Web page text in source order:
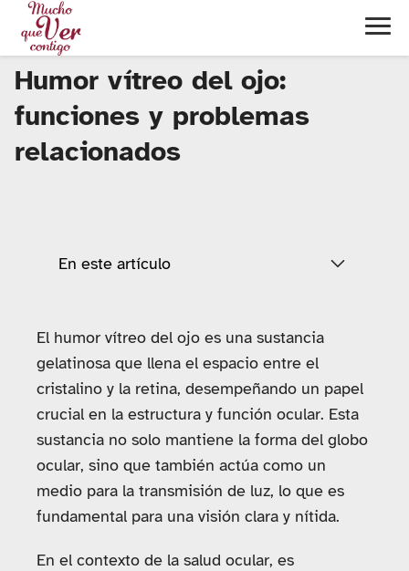
Humor vítreo del ojo:
funciones y problemas
relacionados
En este artículo
El humor vítreo del ojo es una sustancia
gelatinosa que llena el espacio entre el
cristalino y la retina, desempeñando un papel
crucial en la estructura y función ocular. Esta
sustancia no solo mantiene la forma del globo
ocular, sino que también actúa como un
medio para la transmisión de luz, lo que es
fundamental para una visión clara y nítida.
En el contexto de la salud ocular, es